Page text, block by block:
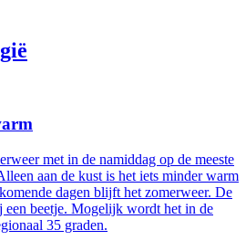
met in de namiddag op de meeste
aan de kust is het iets minder warm
dagen blijft het zomerweer. De
een beetje. Mogelijk wordt het in de
35 graden.